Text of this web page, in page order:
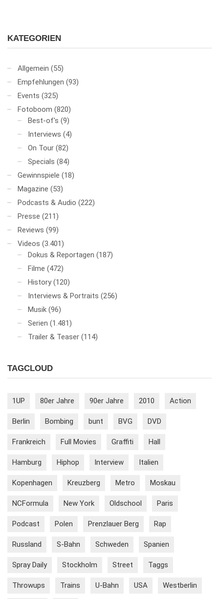
KATEGORIEN
Allgemein (55)
Empfehlungen (93)
Events (325)
Fotoboom (820)
Best-of's (9)
Interviews (4)
On Tour (82)
Specials (84)
Gewinnspiele (18)
Magazine (53)
Podcasts & Audio (222)
Presse (211)
Reviews (99)
Videos (3.401)
Dokus & Reportagen (187)
Filme (472)
History (120)
Interviews & Portraits (256)
Musik (96)
Serien (1.481)
Trailer & Teaser (114)
TAGCLOUD
1UP 80er Jahre 90er Jahre 2010 Action
Berlin Bombing bunt BVG DVD
Frankreich Full Movies Graffiti Hall
Hamburg Hiphop Interview Italien
Kopenhagen Kreuzberg Metro Moskau
NCFormula New York Oldschool Paris
Podcast Polen Prenzlauer Berg Rap
Russland S-Bahn Schweden Spanien
Spray Daily Stockholm Street Taggs
Throwups Trains U-Bahn USA Westberlin